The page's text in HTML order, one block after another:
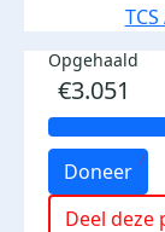
Opgehaald
€3.051
Doneer
Deel deze